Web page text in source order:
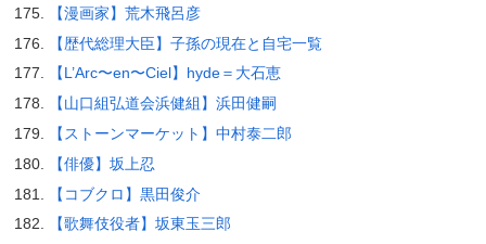
【漫画家】荒木飛呂彦
【歴代総理大臣】子孫の現在と自宅一覧
【L’Arc〜en〜Ciel】hyde＝大石恵
【山口組弘道会浜健組】浜田健嗣
【ストーンマーケット】中村泰二郎
【俳優】坂上忍
【コブクロ】黒田俊介
【歌舞伎役者】坂東玉三郎